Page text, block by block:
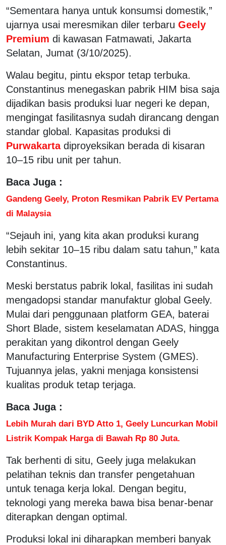
“Sementara hanya untuk konsumsi domestik,”
ujarnya usai meresmikan diler terbaru Geely
Premium di kawasan Fatmawati, Jakarta
Selatan, Jumat (3/10/2025).
Walau begitu, pintu ekspor tetap terbuka.
Constantinus menegaskan pabrik HIM bisa saja
dijadikan basis produksi luar negeri ke depan,
mengingat fasilitasnya sudah dirancang dengan
standar global. Kapasitas produksi di
Purwakarta diproyeksikan berada di kisaran
10–15 ribu unit per tahun.
Baca Juga :
Gandeng Geely, Proton Resmikan Pabrik EV Pertama
di Malaysia
“Sejauh ini, yang kita akan produksi kurang
lebih sekitar 10–15 ribu dalam satu tahun,” kata
Constantinus.
Meski berstatus pabrik lokal, fasilitas ini sudah
mengadopsi standar manufaktur global Geely.
Mulai dari penggunaan platform GEA, baterai
Short Blade, sistem keselamatan ADAS, hingga
perakitan yang dikontrol dengan Geely
Manufacturing Enterprise System (GMES).
Tujuannya jelas, yakni menjaga konsistensi
kualitas produk tetap terjaga.
Baca Juga :
Lebih Murah dari BYD Atto 1, Geely Luncurkan Mobil
Listrik Kompak Harga di Bawah Rp 80 Juta.
Tak berhenti di situ, Geely juga melakukan
pelatihan teknis dan transfer pengetahuan
untuk tenaga kerja lokal. Dengan begitu,
teknologi yang mereka bawa bisa benar-benar
diterapkan dengan optimal.
Produksi lokal ini diharapkan memberi banyak